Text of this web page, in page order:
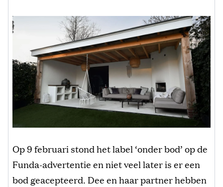
Op 9 februari stond het label ‘onder bod’ op de
Funda-advertentie en niet veel later is er een
bod geacepteerd. Dee en haar partner hebben